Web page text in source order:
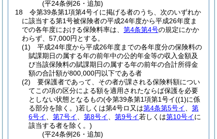
(平24条例26・追加)
18
令第39条第1項第4号イに掲げる者のうち、次のいずれか
に該当する第1号被保険者の平成24年度から平成26年度ま
での各年度における保険料率は、 第4条第4号の規定にかか
わらず、57,000円とする。
(1)
平成24年度から平成26年度までの各年度分の保険料の
賦課期日の属する年の前年中の公的年金等の収入金額及
び当該保険料の賦課期日の属する年の前年の合計所得金
額の合計額が800,000円以下である者
(2)
要保護者であって、その者が課される保険料額につい
てこの項の区分による額を適用されたならば保護を必要
としない状態となるもの(令第39条第1項第1号イ((1)に係
る部分を除く。)若しくは第4号ロ又は第4条第5号イ
第
6号イ
第7号イ 第8号イ 第9号イ若しくは第10号イに
該当する者を除く。)
(平24条例26・追加)